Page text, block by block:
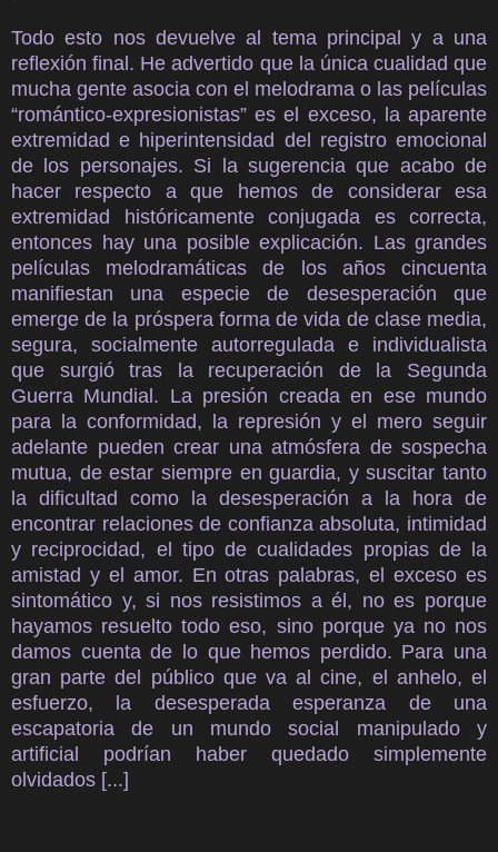
Todo esto nos devuelve al tema principal y a una
reflexión final. He advertido que la única cualidad que
mucha gente asocia con el melodrama o las películas
“romántico-expresionistas” es el exceso, la aparente
extremidad e hiperintensidad del registro emocional
de los personajes. Si la sugerencia que acabo de
hacer respecto a que hemos de considerar esa
extremidad históricamente conjugada es correcta,
entonces hay una posible explicación. Las grandes
películas melodramáticas de los años cincuenta
manifiestan una especie de desesperación que
emerge de la próspera forma de vida de clase media,
segura, socialmente autorregulada e individualista
que surgió tras la recuperación de la Segunda
Guerra Mundial. La presión creada en ese mundo
para la conformidad, la represión y el mero seguir
adelante pueden crear una atmósfera de sospecha
mutua, de estar siempre en guardia, y suscitar tanto
la dificultad como la desesperación a la hora de
encontrar relaciones de confianza absoluta, intimidad
y reciprocidad, el tipo de cualidades propias de la
amistad y el amor. En otras palabras, el exceso es
sintomático y, si nos resistimos a él, no es porque
hayamos resuelto todo eso, sino porque ya no nos
damos cuenta de lo que hemos perdido. Para una
gran parte del público que va al cine, el anhelo, el
esfuerzo, la desesperada esperanza de una
escapatoria de un mundo social manipulado y
artificial podrían haber quedado simplemente
olvidados [...]